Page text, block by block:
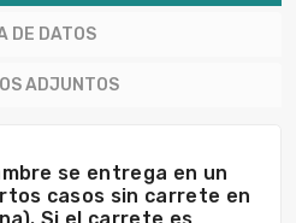
DE DATOS
ADJUNTOS
se entrega en un
casos sin carrete en
Si el carrete es